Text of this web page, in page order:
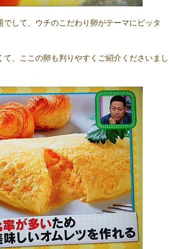
して、ウチのこだわり卵がテーマにピッタ
、ここの卵も判りやすくご紹介くださいまし